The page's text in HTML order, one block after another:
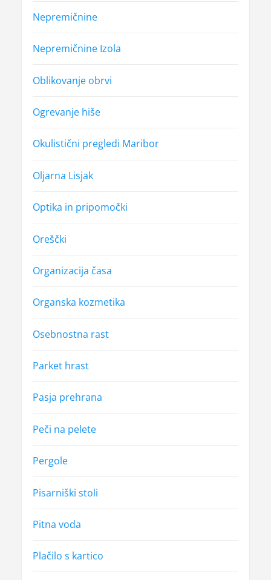
Nepremičnine
Nepremičnine Izola
Oblikovanje obrvi
Ogrevanje hiše
Okulistični pregledi Maribor
Oljarna Lisjak
Optika in pripomočki
Oreščki
Organizacija časa
Organska kozmetika
Osebnostna rast
Parket hrast
Pasja prehrana
Peči na pelete
Pergole
Pisarniški stoli
Pitna voda
Plačilo s kartico